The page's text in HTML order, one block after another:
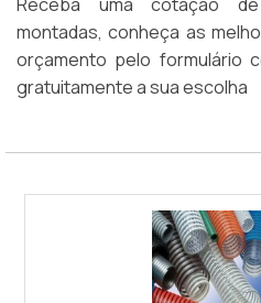
montadas, conheça as
orçamento pelo formulário
gratuitamente a sua escolha